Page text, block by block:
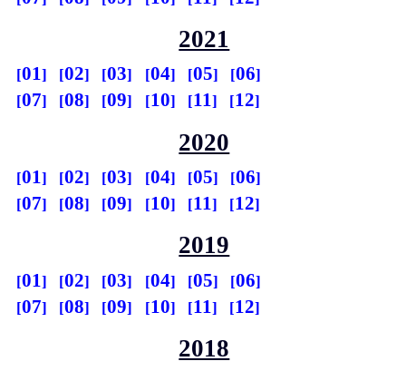
2021
01 02 03 04 05
06
07
08 09 10 11 12
2020
01 02 03 04 05
06
07
08 09 10 11 12
2019
01 02 03 04 05
06
07
08 09 10 11 12
2018